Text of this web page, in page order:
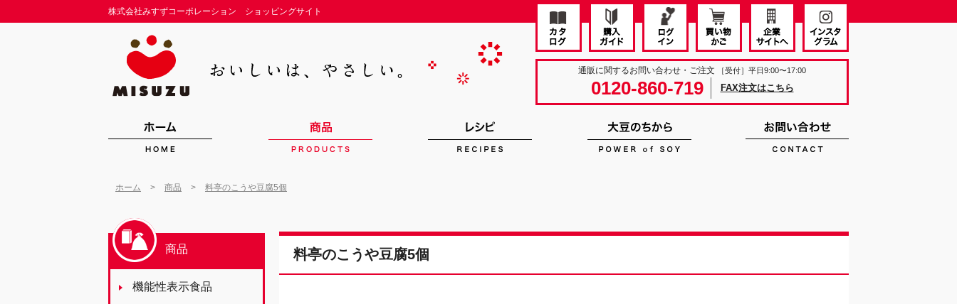
株式会社みすずコーポレーション ショッピングサイト
通販に関するお問い合わせ・ご注文 ［受付］平日9:00〜17:00
0120-860-719 FAX注文はこちら
ホーム > 商品 > 料亭のこうや豆腐5個
料亭のこうや豆腐5個
商品
機能性表示食品